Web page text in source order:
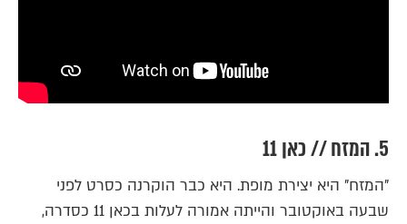
5. המזח // כאן 11
"המזח" היא יצירת מופת. היא כבר הוקרנה כסרט לפני
שבעה באוקטובר והייתה אמורה לעלות בכאן 11 כסדרה,